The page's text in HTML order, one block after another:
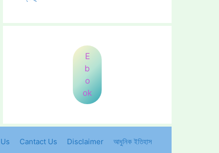
E
b
o
ok
Cantact Us Disclaimer আধুনিক ইতিহাস